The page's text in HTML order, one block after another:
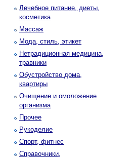
Лечебное питание, диеты,
косметика
Массаж
Мода, стиль, этикет
Нетрадиционная медицина,
травники
Обустройство дома,
квартиры
Очищение и омоложение
организма
Прочее
Рукоделие
Спорт, фитнес
Справочники,